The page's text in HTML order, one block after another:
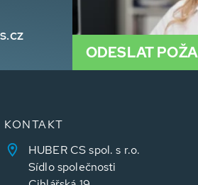
ODESLAT
KONTAKT
HUBER CS spol. s r.o.
Sídlo společnosti